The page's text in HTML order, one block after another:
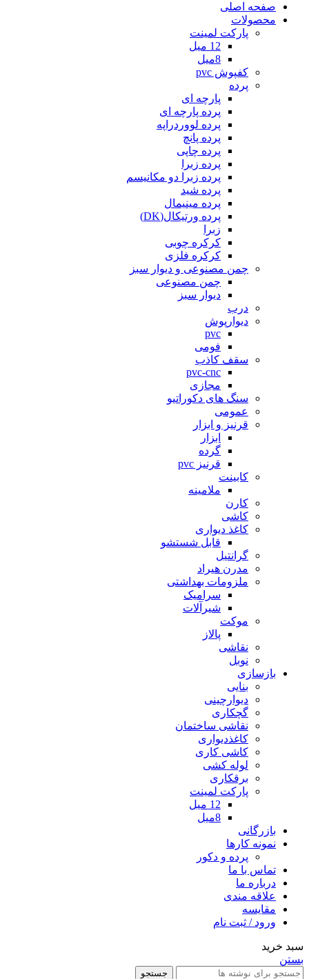
صفحه اصلی
محصولات
پارکت لمینت
12 میل
8میل
کفپوش pvc
پرده
پارچه ای
پرده پارچه ای
پرده لووردراپه
پرده پانچ
پرده چاپی
پرده زبرا
پرده زبرا دو مکانیسم
پرده شید
پرده مینیمال
پرده ورتیکال(DK)
زبرا
کرکره چوبی
کرکره فلزی
چمن مصنوعی و دیوار سبز
چمن مصنوعی
دیوار سبز
درب
دیوارپوش
pvc
فومی
سقف کاذب
pvc-cnc
مجازی
سنگ های دکوراتیو
عمومی
قرنیز و ابزار
ابزار
گرده
قرنیز pvc
کابینت
ملامینه
کارن
کاشی
کاغذ دیواری
قابل شستشو
گرانتیل
مدرن هیراد
ملزومات بهداشتی
سرامیک
شیرآلات
موکت
پالاز
نقاشی
نوبل
بازسازی
بنایی
دیوارچینی
گچکاری
نقاشی ساختمان
کاغذدیواری
کاشی کاری
لوله کشی
برقکاری
پارکت لمینت
12 میل
8میل
بازرگانی
نمونه کارها
پرده و دکور
تماس با ما
درباره ما
علاقه مندی
مقایسه
ورود / ثبت نام
سبد خرید
بستن
جستجو